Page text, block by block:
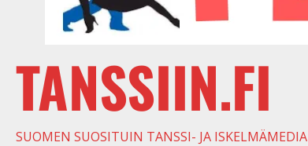
TANSSIIN.FI
SUOMEN SUOSITUIN TANSSI- JA ISKELMÄMEDIA